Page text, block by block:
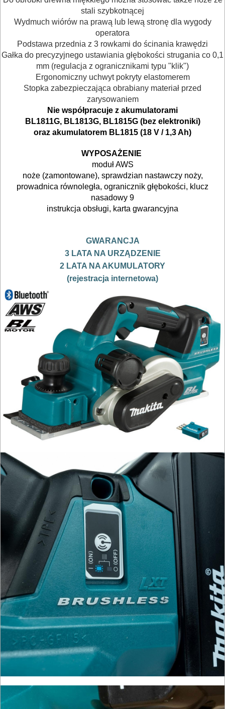
I
AKCESORIA
DO
ELEKTRONARZĘDZI
MAGAZYNOWANIE
TRANSPORTOWANIE
POMIAROWE
ELEKTRY..
GLAZURNICZE
MASZYNKI
URZĄDZENIA
BUDOWLANE
MASZYNY
NARZĘDZIA
BRUKARSKIE
OBRÓBKA
DREWNA
OBRÓBKA
METALU
WARSZTATOWE
I
RĘCZNE
NARZĘDZIA
OSPRZĘT
HYDRAULICZNE
NARZĘDZIA
INSTALACYJNE,
PALNIKI
PNEUMATYCZNE
AKCESORIA
KOMPRESORY
NARZĘDZIA
SPAWALNICTWO
stali szybkotnącej
Wydmuch wiórów na prawą lub lewą stronę dla wygody
operatora
Podstawa przednia z 3 rowkami do ścinania krawędzi
Gałka do precyzyjnego ustawiania głębokości strugania co 0,1
mm (regulacja z ogranicznikami typu "klik")
Ergonomiczny uchwyt pokryty elastomerem
Stopka zabezpieczająca obrabiany materiał przed
zarysowaniem
Nie współpracuje z akumulatorami
BL1811G, BL1813G, BL1815G (bez elektroniki)
oraz akumulatorem BL1815 (18 V / 1,3 Ah)
WYPOSAŻENIE
moduł AWS
noże (zamontowane), sprawdzian nastawczy noży,
prowadnica równoległa, ogranicznik głębokości, klucz
nasadowy 9
instrukcja obsługi, karta gwarancyjna
GWARANCJA
3 LATA NA URZĄDZENIE
2 LATA NA AKUMULATORY
(rejestracja internetowa)